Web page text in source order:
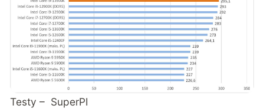
Testy – SuperPI